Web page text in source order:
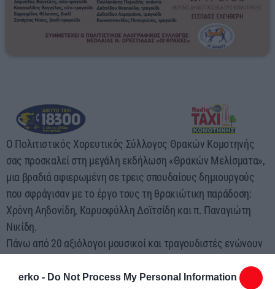
erko - Do Not Process My Personal Information
Ο Πολιτιστικός Χορευτικός Σύλλογος Θρακών Κομοτηνής
σας προσκαλεί στη μεγάλη εκδήλωση «Θρακών Μελίσματα»,
μια βραδιά αφιερωμένη σε τρεις σπουδαίους δημιουργούς
που σφράγισαν με το έργο τους τη θρακιώτικη παράδοση:
Χρόνη Αηδονίδη, Καρυοφύλλη Δοϊτσίδη και π. Παναγιώτη
Νικίδη.
Πάνω από 20 αξιόλογοι μουσικοί και τραγουδιστές ενώνουν
δασκάλους, τραγουδώντας και χορεύοντας το παρελθόν και